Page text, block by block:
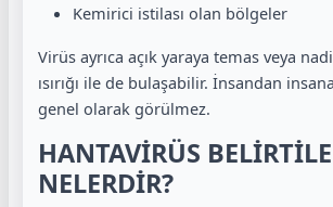
Kemirici istilası olan bölgeler
Virüs ayrıca açık yaraya temas veya
ısırığı ile de bulaşabilir. İnsandan
genel olarak görülmez.
HANTAVİRÜS
NELERDİR?